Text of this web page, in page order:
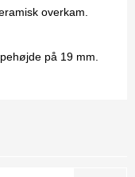
overkam.
på 19 mm.